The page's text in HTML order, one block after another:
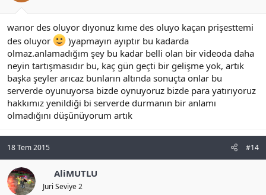
warıor des oluyor dıyonuz kıme des oluyo kaçan prişesttemi
des oluyor
)yapmayın ayıptır bu kadarda
olmaz.anlamadığım şey bu kadar belli olan bir videoda daha
neyin tartışmasıdır bu, kaç gün geçti bir gelişme yok, artık
başka şeyler arıcaz bunların altında sonuçta onlar bu
serverde oyunuyorsa bizde oynuyoruz bizde para yatırıyoruz
hakkımız yenildiği bi serverde durmanın bir anlamı
olmadığını düşünüyorum artık
18 Tem 2015 #14
AliMUTLU
Juri Seviye 2